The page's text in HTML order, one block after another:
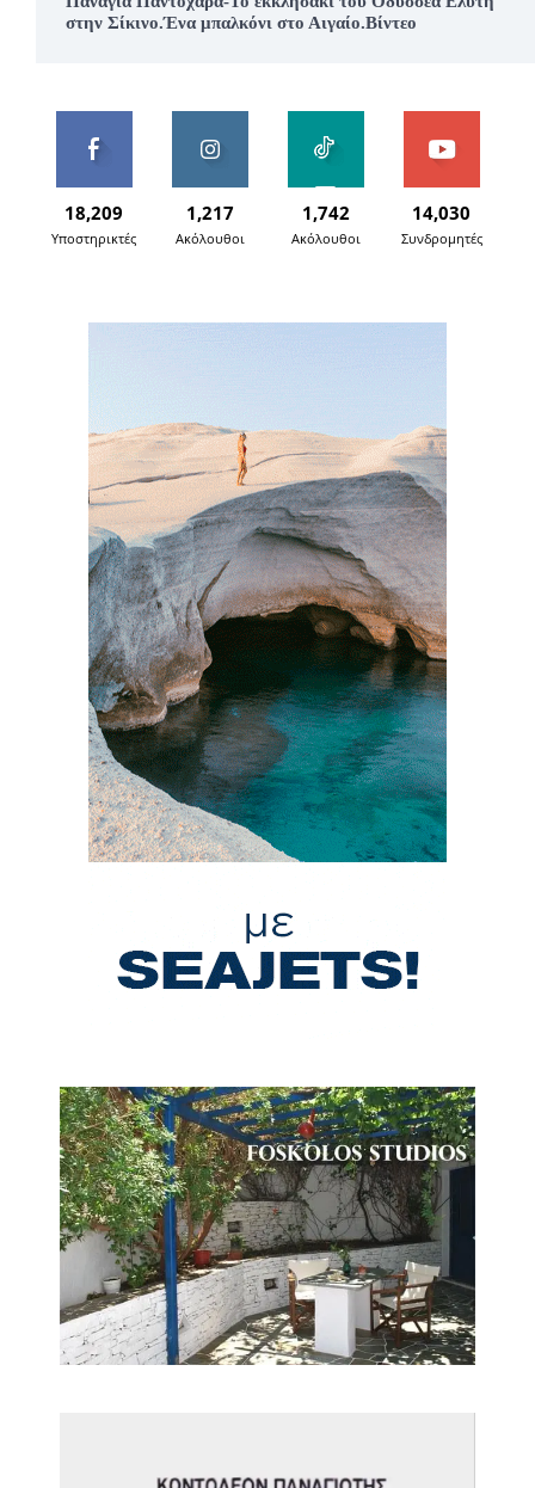
στην Σίκινο.Ένα μπαλκόνι στο Αιγαίο.Βίντεο
18,209
Υποστηρικτές
1,217
Ακόλουθοι
1,742
Ακόλουθοι
14,030
Συνδρομητές